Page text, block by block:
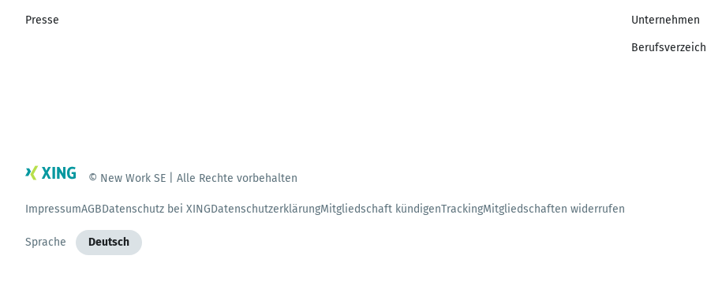
Presse Unternehmen
© New Work SE | Alle Rechte vorbehalten
ImpressumAGBDatenschutz bei XINGDatenschutzerklärungMitgliedschaft kündigenTrackingMitgliedschaften widerrufen
Sprache Deutsch